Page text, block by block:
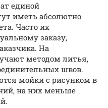
единой
иметь абсолютно
Часто их
заказу,
На
методом литья,
швов.
мойки с рисунком в
на них меньше